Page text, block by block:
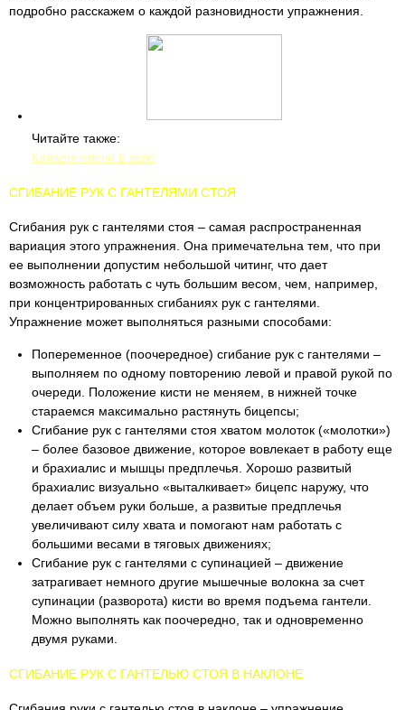
подробно расскажем о каждой разновидности упражнения.
Читайте также:
Качаем плечи в зале
СГИБАНИЕ РУК С ГАНТЕЛЯМИ СТОЯ
Сгибания рук с гантелями стоя – самая распространенная
вариация этого упражнения. Она примечательна тем, что при
ее выполнении допустим небольшой читинг, что дает
возможность работать с чуть большим весом, чем, например,
при концентрированных сгибаниях рук с гантелями.
Упражнение может выполняться разными способами:
Попеременное (поочередное) сгибание рук с гантелями –
выполняем по одному повторению левой и правой рукой по
очереди. Положение кисти не меняем, в нижней точке
стараемся максимально растянуть бицепсы;
Сгибание рук с гантелями стоя хватом молоток («молотки»)
– более базовое движение, которое вовлекает в работу еще
и брахиалис и мышцы предплечья. Хорошо развитый
брахиалис визуально «выталкивает» бицепс наружу, что
делает объем руки больше, а развитые предплечья
увеличивают силу хвата и помогают нам работать с
большими весами в тяговых движениях;
Сгибание рук с гантелями с супинацией – движение
затрагивает немного другие мышечные волокна за счет
супинации (разворота) кисти во время подъема гантели.
Можно выполнять как поочередно, так и одновременно
двумя руками.
СГИБАНИЕ РУК С ГАНТЕЛЬЮ СТОЯ В НАКЛОНЕ